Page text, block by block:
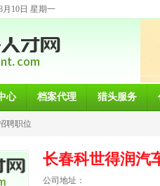
月10日 星期一
心 档案代理 猎头服务
聘职位
长春科世得润汽
公司地址：